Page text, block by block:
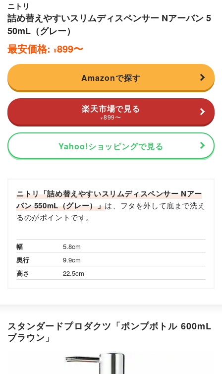
ニトリ
詰め替えやすいスリムディスペンサー Nアーバン 5
50mL（グレー）
最安価格: ¥899〜
Amazonで探す
楽天市場で見る
¥ 899〜
Yahoo!ショッピングで見る
ニトリ「詰め替えやすいスリムディスペンサー Nアー
バン 550mL（グレー）」は、フタを外して底まで洗え
るのがポイントです。
幅
5.8cm
奥行
9.9cm
高さ
22.5cm
スタンダードプロダクツ「ポンプボトル 600mL
ブラウン」